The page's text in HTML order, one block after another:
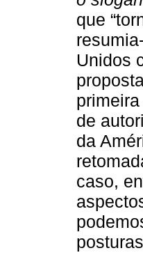
que
Unidos
de
da
caso,